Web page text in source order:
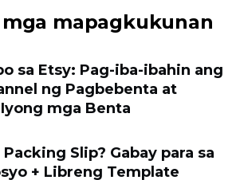
mapagkukunan
sa Etsy: Pag-iba-ibahin ang
ng Pagbebenta at
mga Benta
Slip? Gabay para sa
+ Libreng Template